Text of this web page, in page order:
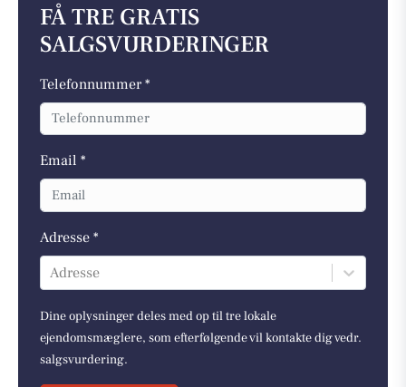
FÅ TRE GRATIS
SALGSVURDERINGER
Telefonnummer *
Email *
Adresse *
Adresse
Dine oplysninger deles med op til tre lokale
ejendomsmæglere, som efterfølgende vil kontakte dig vedr.
salgsvurdering.